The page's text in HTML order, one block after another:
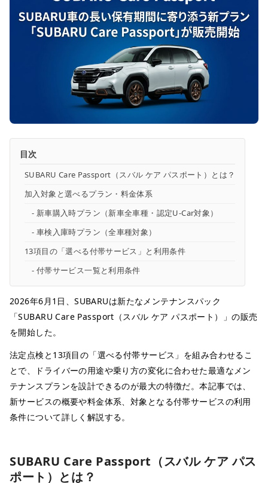
目次
SUBARU Care Passport（スバル ケア パスポート）とは？
加入対象と選べるプラン・料金体系
新車購入時プラン（新車全車種・認定U-Car対象）
車検入庫時プラン（全車種対象）
13項目の「選べる付帯サービス」と利用条件
付帯サービス一覧と利用条件
2026年6月1日、SUBARUは新たなメンテナンスパック
「SUBARU Care Passport（スバル ケア パスポート）」の販売
を開始した。
法定点検と13項目の「選べる付帯サービス」を組み合わせるこ
とで、ドライバーの用途や乗り方の変化に合わせた最適なメン
テナンスプランを設計できるのが最大の特徴だ。本記事では、
新サービスの概要や料金体系、対象となる付帯サービスの利用
条件について詳しく解説する。
SUBARU Care Passport（スバル ケア パス
ポート）とは？